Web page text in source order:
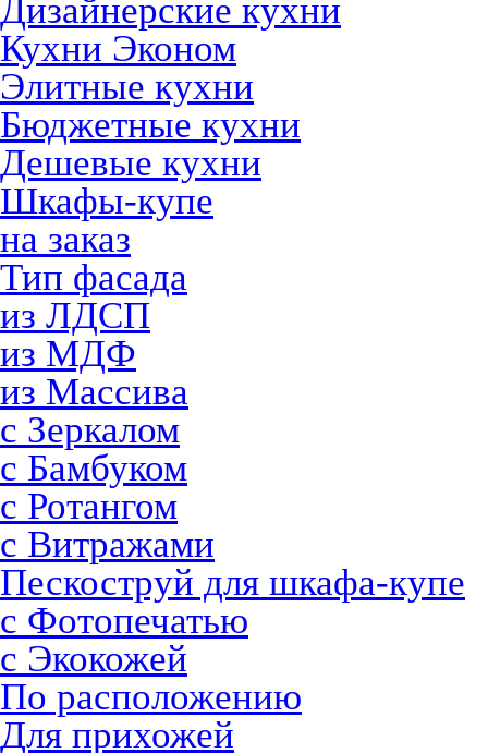
Дизайнерские кухни
Кухни Эконом
Элитные кухни
Бюджетные кухни
Дешевые кухни
Шкафы-купе
на заказ
Тип фасада
из ЛДСП
из МДФ
из Массива
с Зеркалом
с Бамбуком
с Ротангом
с Витражами
Пескоструй для шкафа-купе
с Фотопечатью
с Экокожей
По расположению
Для прихожей